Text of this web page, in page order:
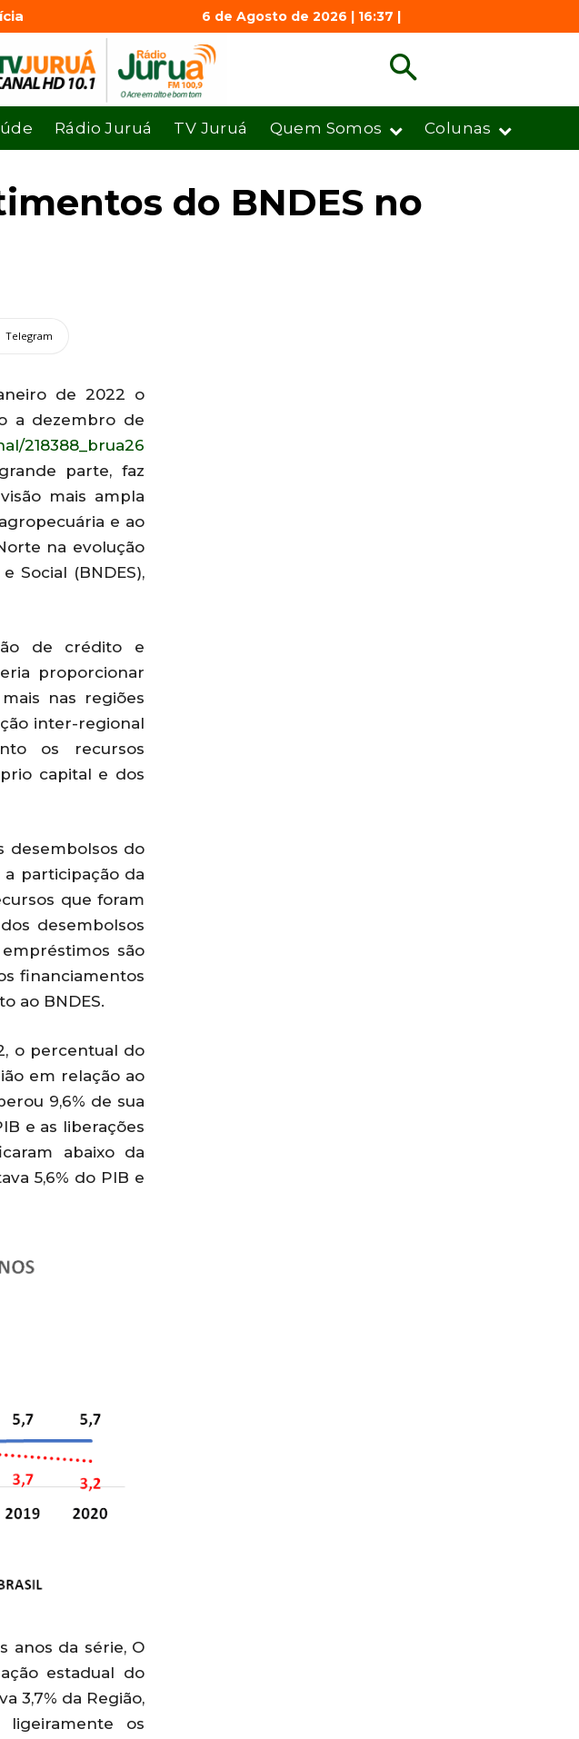
6 de Agosto de 2026 | 16:37 |
Rádio Juruá TV Juruá Quem Somos Colunas
do BNDES no
Telegram
de 2022 o
a dezembro de
218388_brua26
parte, faz
mais ampla
e ao
na evolução
Social (BNDES),
de crédito e
proporcionar
nas regiões
inter-regional
os recursos
capital e dos
desembolsos do
participação da
que foram
desembolsos
são
financiamentos
ao BNDES.
o percentual do
em relação ao
9,6% de sua
e as liberações
abaixo da
5,6% do PIB e
anos da série, O
estadual do
3,7% da Região,
os